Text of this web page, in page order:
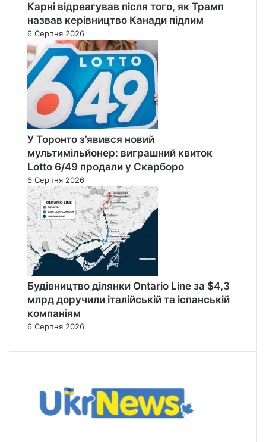
Карні відреагував після того, як Трамп
назвав керівництво Канади підлим
6 Серпня 2026
У Торонто з’явився новий
мультимільйонер: виграшний квиток
Lotto 6/49 продали у Скарборо
6 Серпня 2026
Будівництво ділянки Ontario Line за $4,3
млрд доручили італійській та іспанській
компаніям
6 Серпня 2026